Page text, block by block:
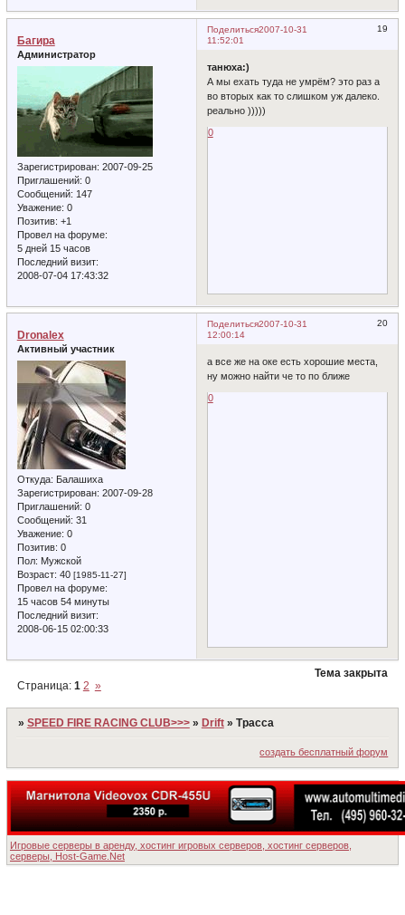
Поделиться 19
2007-10-31
11:52:01
Багира
Администратор
Зарегистрирован: 2007-09-25
Приглашений: 0
Сообщений: 147
Уважение: 0
Позитив: +1
Провел на форуме:
5 дней 15 часов
Последний визит:
2008-07-04 17:43:32
танюха:)
А мы ехать туда не умрём? это раз а
во вторых как то слишком уж далеко.
реально )))))
0
Поделиться 20
2007-10-31
12:00:14
Dronalex
Активный участник
Откуда: Балашиха
Зарегистрирован: 2007-09-28
Приглашений: 0
Сообщений: 31
Уважение: 0
Позитив: 0
Пол: Мужской
Возраст: 40 [1985-11-27]
Провел на форуме:
15 часов 54 минуты
Последний визит:
2008-06-15 02:00:33
а все же на оке есть хорошие места,
ну можно найти че то по ближе
0
Тема закрыта
Страница: 1 2 »
» SPEED FIRE RACING CLUB>>> » Drift » Трасса
создать бесплатный форум
Игровые серверы в аренду, хостинг игровых серверов, хостинг серверов,
серверы, Host-Game.Net